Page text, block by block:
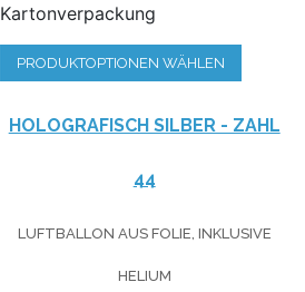
Kartonverpackung
PRODUKTOPTIONEN WÄHLEN
HOLOGRAFISCH SILBER - ZAHL
44
LUFTBALLON AUS FOLIE, INKLUSIVE
HELIUM